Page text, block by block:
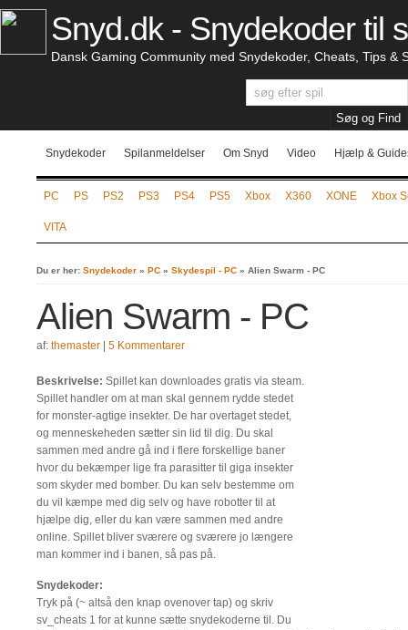
Snyd.dk - Snydekoder til
Dansk Gaming Community med Snydekoder, Cheats, Tips &
Snydekoder Spilanmeldelser Om Snyd Video Hjælp &
PC PS PS2 PS3 PS4 PS5 Xbox X360 XONE Xbox
VITA
Du er her: Snydekoder » PC » Skydespil - PC » Alien Swarm - PC
Alien Swarm - PC
af: themaster 5 Kommentarer
Beskrivelse: Spillet kan downloades gratis via steam.
Spillet handler om at man skal gennem rydde stedet
for monster-agtige insekter. De har overtaget stedet,
og menneskeheden sætter sin lid til dig. Du skal
sammen med andre gå ind i flere forskellige baner
hvor du bekæmper lige fra parasitter til giga insekter
som skyder med bomber. Du kan selv bestemme om
du vil kæmpe med dig selv og have robotter til at
hjælpe dig, eller du kan være sammen med andre
online. Spillet bliver sværere og sværere jo længere
man kommer ind i banen, så pas på.
Snydekoder:
Tryk på (~ altså den knap ovenover tap) og skriv
sv_cheats 1 for at kunne sætte snydekoderne til. Du